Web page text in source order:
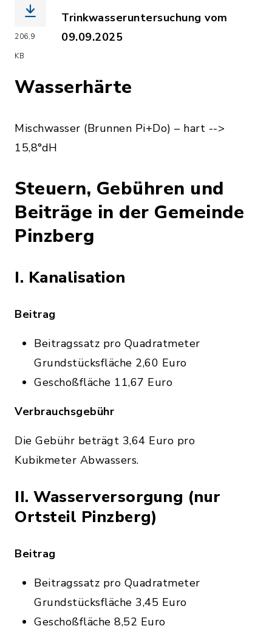
206,9
KB
Trinkwasseruntersuchung vom
09.09.2025
Wasserhärte
Mischwasser (Brunnen Pi+Do) – hart -->
15,8°dH
Steuern, Gebühren und
Beiträge in der Gemeinde
Pinzberg
I. Kanalisation
Beitrag
Beitragssatz pro Quadratmeter
Grundstücksfläche 2,60 Euro
Geschoßfläche 11,67 Euro
Verbrauchsgebühr
Die Gebühr beträgt 3,64 Euro pro
Kubikmeter Abwassers.
II. Wasserversorgung (nur
Ortsteil Pinzberg)
Beitrag
Beitragssatz pro Quadratmeter
Grundstücksfläche 3,45 Euro
Geschoßfläche 8,52 Euro